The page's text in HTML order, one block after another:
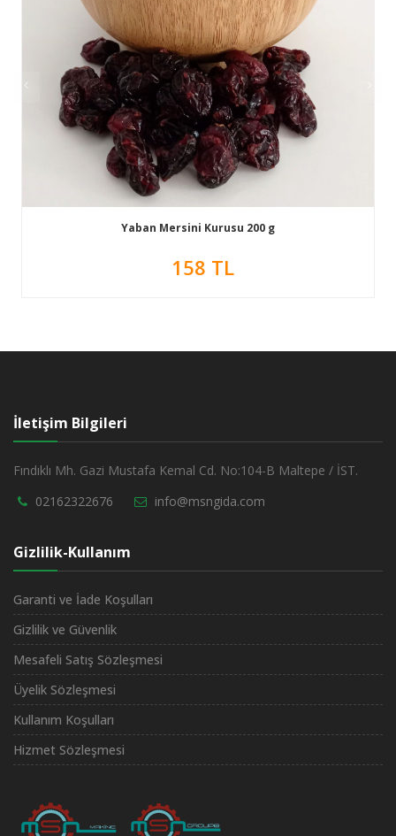
Yaban Mersini Kurusu 200 g
158 TL
İletişim Bilgileri
Fındıklı Mh. Gazi Mustafa Kemal Cd. No:104-B Maltepe / İST.
02162322676
info@msngida.com
Gizlilik-Kullanım
Garanti ve İade Koşulları
Gizlilik ve Güvenlik
Mesafeli Satış Sözleşmesi
Üyelik Sözleşmesi
Kullanım Koşulları
Hizmet Sözleşmesi